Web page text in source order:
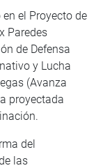
el Proyecto de
Paredes
de Defensa
y Lucha
(Avanza
proyectada
del
las